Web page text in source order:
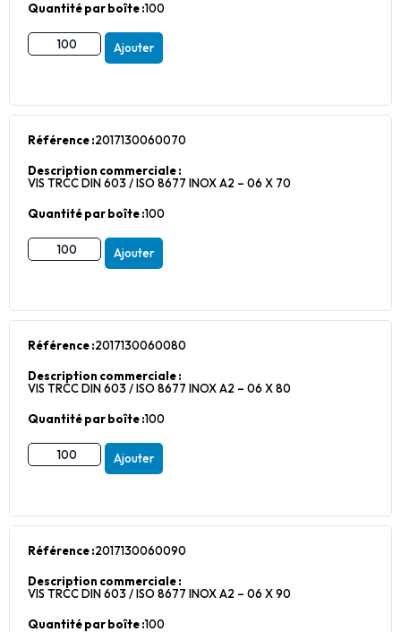
Quantité par boîte :100
Ajouter
Référence :2017130060070
Description commerciale :
VIS TRCC DIN 603 / ISO 8677 INOX A2 – 06 X 70
Quantité par boîte :100
Ajouter
Référence :2017130060080
Description commerciale :
VIS TRCC DIN 603 / ISO 8677 INOX A2 – 06 X 80
Quantité par boîte :100
Ajouter
Référence :2017130060090
Description commerciale :
VIS TRCC DIN 603 / ISO 8677 INOX A2 – 06 X 90
Quantité par boîte :100